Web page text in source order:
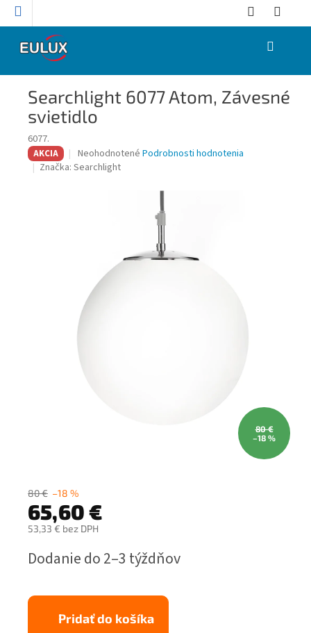
Prejsť
NÁKUPNÝ
Searchlight 6077 Atom, Závesné
svietidlo
6077.
AKCIA
Priemerné
hodnotenie
Neohodnotené Podrobnosti hodnotenia
Značka: Searchlight
80 €
–18 %
80 € –18 %
65,60 €
53,33 € bez DPH
cena:
Dodanie do 2–3 týždňov
Pridať do košíka